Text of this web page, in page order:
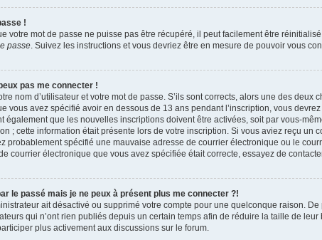
!
votre mot de passe ne puisse pas être récupéré, il peut facilement être
passe. Suivez les instructions et vous devriez être en mesure de pouvoir vous
pas me connecter !
nom d’utilisateur et votre mot de passe. S’ils sont corrects, alors une des deux
vous avez spécifié avoir en dessous de 13 ans pendant l’inscription, vous
également que les nouvelles inscriptions doivent être activées, soit par vous-
; cette information était présente lors de votre inscription. Si vous aviez reçu un
probablement spécifié une mauvaise adresse de courrier électronique ou le
courrier électronique que vous avez spécifiée était correcte, essayez de
le passé mais je ne peux à présent plus me connecter ?!
ait désactivé ou supprimé votre compte pour une quelconque raison.
qui n’ont rien publiés depuis un certain temps afin de réduire la taille de
plus activement aux discussions sur le forum.